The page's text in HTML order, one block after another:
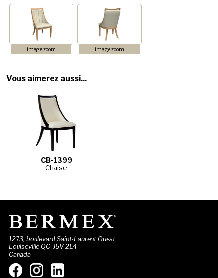
image zoom image zoom
Vous aimerez aussi...
CB-1399
Chaise
1273, boulevard Saint-Laurent Ouest
Louiseville QC J5V 2L4
Canada